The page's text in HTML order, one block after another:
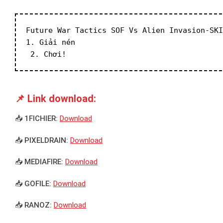
Future War Tactics SOF Vs Alien Invasion-
1. Giải nén
2. Chơi!
📌 Link download:
📥 1FICHIER: Download
📥 PIXELDRAIN: Download
📥 MEDIAFIRE: Download
📥 GOFILE: Download
📥 RANOZ: Download